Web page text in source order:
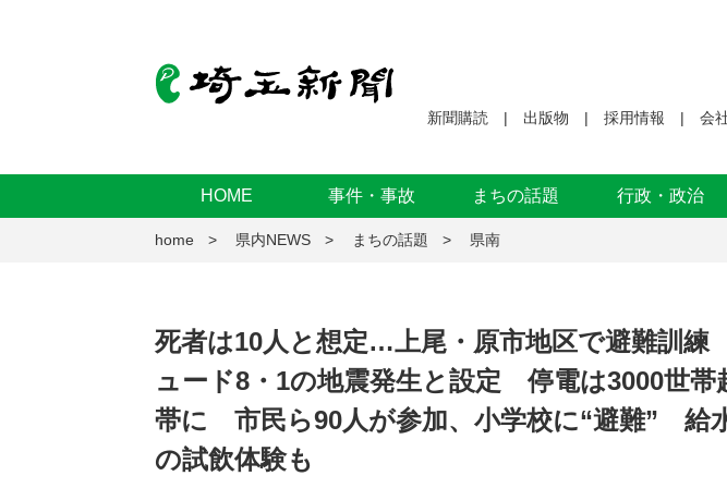
新聞購読 出版物 採用情報 会
HOME 事件・事故 まちの話題 行政・政治
home 県内NEWS まちの話題 県南
死者は10人と想定…上尾・原市地区で避難訓
ュード8・1の地震発生と設定 停電は3000世帯
帯に 市民ら90人が参加、小学校に“避難” 給
の試飲体験も